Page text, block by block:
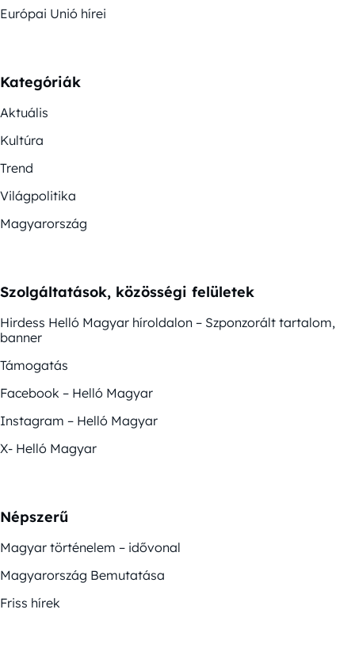
Európai Unió hírei
Kategóriák
Aktuális
Kultúra
Trend
Világpolitika
Magyarország
Szolgáltatások, közösségi felületek
Hirdess Helló Magyar híroldalon – Szponzorált tartalom,
banner
Támogatás
Facebook – Helló Magyar
Instagram – Helló Magyar
X- Helló Magyar
Népszerű
Magyar történelem – idővonal
Magyarország Bemutatása
Friss hírek